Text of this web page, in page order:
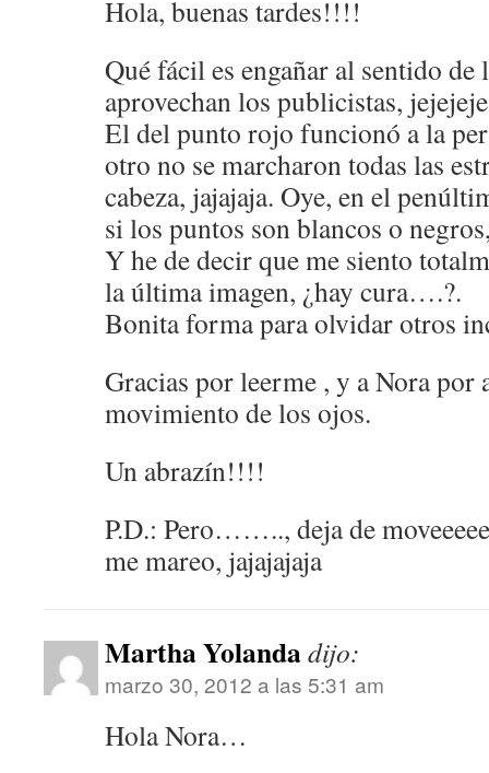
Hola, buenas tardes!!!!
Qué fácil es engañar al sentido de
aprovechan los publicistas,
El del punto rojo funcionó a la
otro no se marcharon todas las
cabeza, jajajaja. Oye, en el
si los puntos son blancos o
Y he de decir que me siento
la última imagen, ¿hay cura….?.
Bonita forma para olvidar otros
Gracias por leerme , y a Nora por
movimiento de los ojos.
Un abrazín!!!!
P.D.: Pero…….., deja de
me mareo, jajajajaja
Martha Yolandadijo:
marzo 30, 2012 a las 5:31 am
Hola Nora…